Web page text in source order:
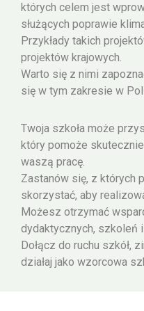
których celem jest
służących poprawie
Przykłady takich
projektów krajowych.
Warto się z nimi
się w tym zakresie w
Twoja szkoła może
który pomoże
waszą pracę.
Zastanów się, z których
skorzystać, aby
Możesz otrzymać
dydaktycznych, szkoleń
Dołącz do ruchu szkół,
działaj jako wzorcowa